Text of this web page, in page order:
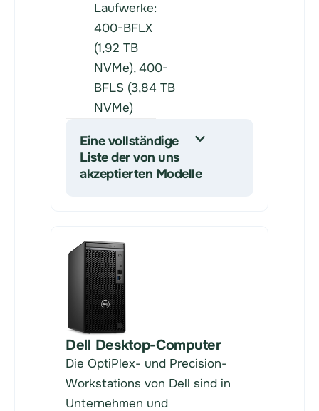
Laufwerke:
400-BFLX
(1,92 TB
NVMe), 400-
BFLS (3,84 TB
NVMe)
Eine vollständige
Liste der von uns
akzeptierten Modelle
Dell Desktop-Computer
Die OptiPlex- und Precision-
Workstations von Dell sind in
Unternehmen und